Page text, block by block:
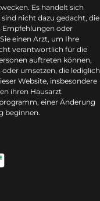
Es handelt sich
nicht dazu gedacht, die
Empfehlungen oder
einen Arzt, um Ihre
verantwortlich für die
auftreten können,
umsetzen, die lediglich
Website, insbesondere
ihren Hausarzt
einer Änderung
beginnen.